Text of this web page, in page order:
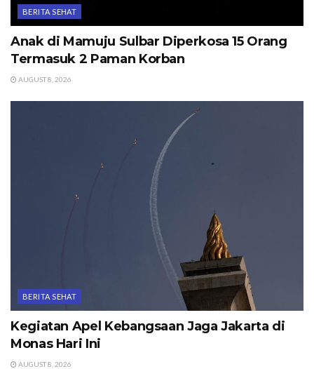
BERITA SEHAT
Anak di Mamuju Sulbar Diperkosa 15 Orang
Termasuk 2 Paman Korban
AUGUST 8, 2026
BERITA SEHAT
Kegiatan Apel Kebangsaan Jaga Jakarta di
Monas Hari Ini
AUGUST 8, 2026